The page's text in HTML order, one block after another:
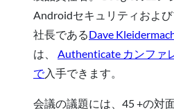
Androidセキュリティおよ
社長であるDave
は、 Authenticate カンファ
で入手できます。
会議の議題には、45 +の対